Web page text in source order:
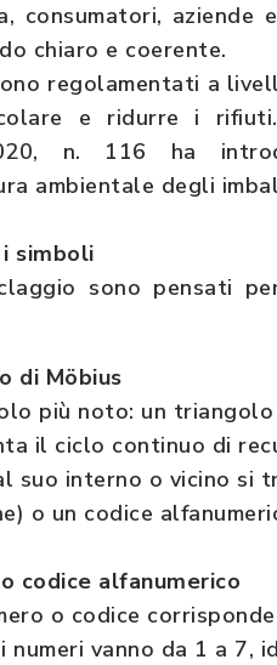
consumatori,
chiaro e coerente.
regolamentati a
e ridurre i
n. 116 ha
ambientale degli
simboli
sono pensati
di Möbius
più noto: un
il ciclo continuo di
suo interno o vicino si
o un codice
codice alfanumerico
o codice
numeri vanno da 1 a 7,